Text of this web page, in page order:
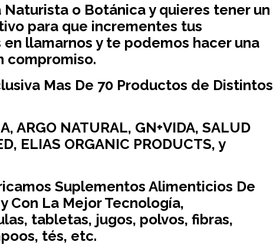
Naturista o Botánica y quieres tener un
para que incrementes tus
llamarnos y te podemos hacer una
compromiso.
Mas De 70 Productos de Distintos
ARGO NATURAL, GN+VIDA, SALUD
ELIAS ORGANIC PRODUCTS, y
Suplementos Alimenticios De
Con La Mejor Tecnología,
tabletas, jugos, polvos, fibras,
tés, etc.